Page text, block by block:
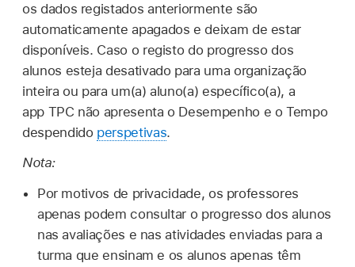
os dados registados anteriormente são
automaticamente apagados e deixam de estar
disponíveis. Caso o registo do progresso dos
alunos esteja desativado para uma organização
inteira ou para um(a) aluno(a) específico(a), a
app TPC não apresenta o Desempenho e o Tempo
despendido perspetivas.
Nota:
Por motivos de privacidade, os professores
apenas podem consultar o progresso dos alunos
nas avaliações e nas atividades enviadas para a
turma que ensinam e os alunos apenas têm